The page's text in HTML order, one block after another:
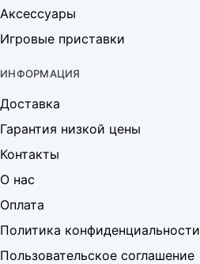
Аксессуары
Игровые приставки
ИНФОРМАЦИЯ
Доставка
Гарантия низкой цены
Контакты
О нас
Оплата
Политика конфиденциальности
Пользовательское соглашение